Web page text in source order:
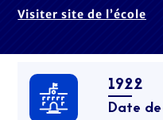
Visiter site de l’école
1922
Date